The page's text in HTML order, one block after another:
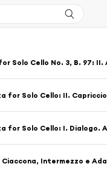
Solo Cello No. 3, B. 97: II.
for Solo Cello: II.
Intermezzo e